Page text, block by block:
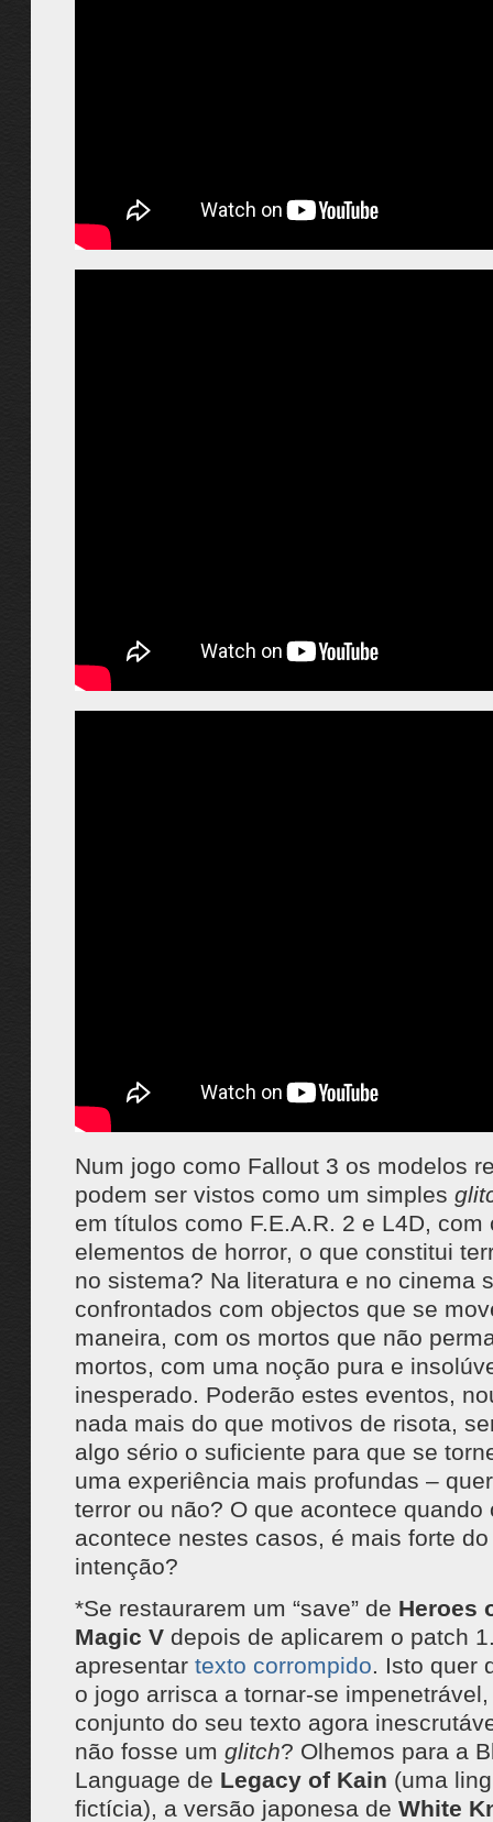
Num jogo como Fallout 3 os modelos
podem ser vistos como um simples
em títulos como F.E.A.R. 2 e L4D, com
elementos de horror, o que constitui
no sistema? Na literatura e no cinema
confrontados com objectos que se
maneira, com os mortos que não
mortos, com uma noção pura e
inesperado. Poderão estes eventos,
nada mais do que motivos de risota,
algo sério o suficiente para que se
uma experiência mais profundas –
terror ou não? O que acontece
acontece nestes casos, é mais forte
intenção?
*Se restaurarem um “save” de Heroes
Magic Vdepois de aplicarem o patch
apresentar texto corrompido. Isto quer
o jogo arrisca a tornar-se
conjunto do seu texto agora
não fosse um glitch? Olhemos para a
Language de Legacy of Kain (uma
fictícia), a versão japonesa de White